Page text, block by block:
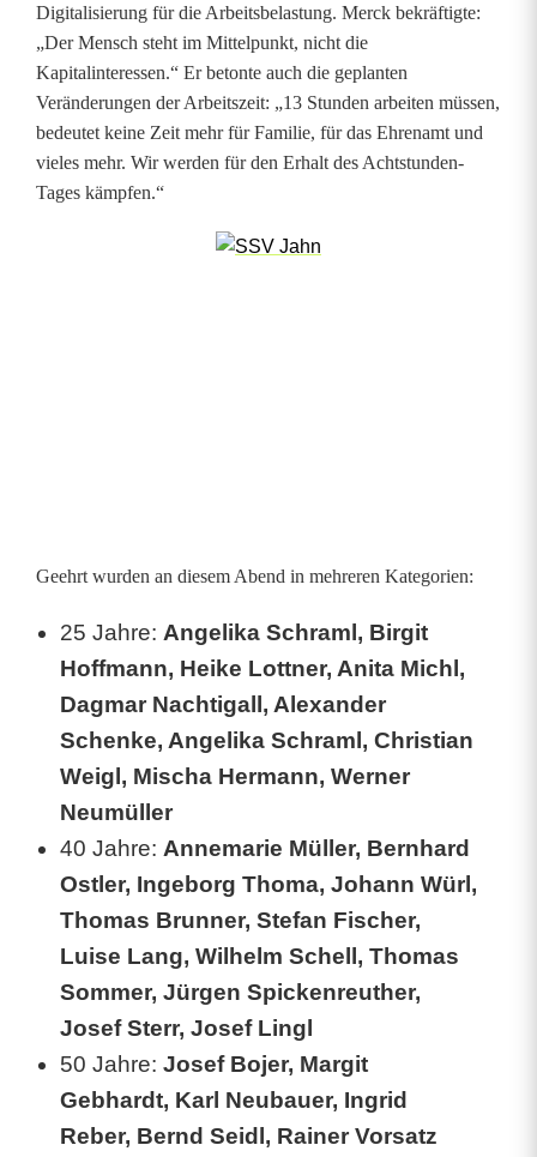
ü
r
e
i
n
e
t
t
Digitalisierung für die Arbeitsbelastung. Merck bekräftigte:
„Der Mensch steht im Mittelpunkt, nicht die
Kapitalinteressen.“ Er betonte auch die geplanten
Veränderungen der Arbeitszeit: „13 Stunden arbeiten müssen,
bedeutet keine Zeit mehr für Familie, für das Ehrenamt und
vieles mehr. Wir werden für den Erhalt des Achtstunden-
Tages kämpfen.“
Geehrt wurden an diesem Abend in mehreren Kategorien:
25 Jahre: Angelika Schraml, Birgit
Hoffmann, Heike Lottner, Anita Michl,
Dagmar Nachtigall, Alexander
Schenke, Angelika Schraml, Christian
Weigl, Mischa Hermann, Werner
Neumüller
40 Jahre: Annemarie Müller, Bernhard
Ostler, Ingeborg Thoma, Johann Würl,
Thomas Brunner, Stefan Fischer,
Luise Lang, Wilhelm Schell, Thomas
Sommer, Jürgen Spickenreuther,
Josef Sterr, Josef Lingl
50 Jahre: Josef Bojer, Margit
Gebhardt, Karl Neubauer, Ingrid
Reber, Bernd Seidl, Rainer Vorsatz